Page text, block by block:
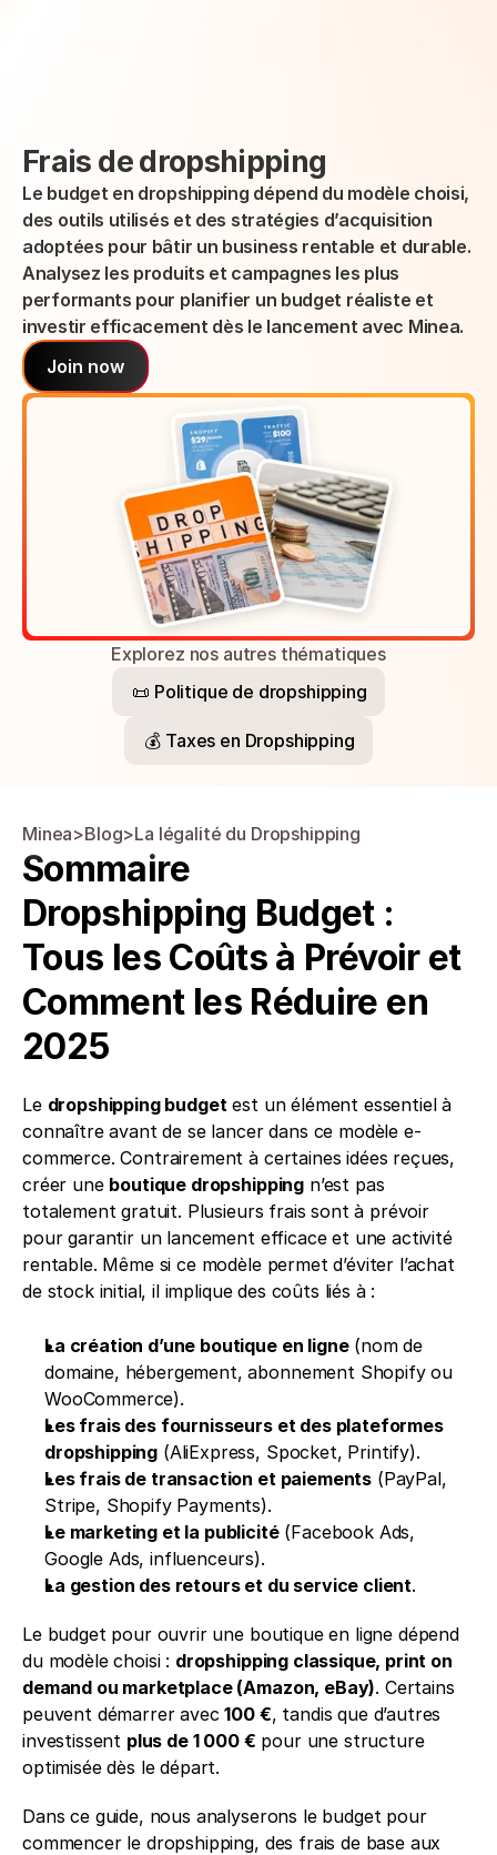
Frais de dropshipping
Le budget en dropshipping dépend du modèle choisi,
des outils utilisés et des stratégies d’acquisition
adoptées pour bâtir un business rentable et durable.
Analysez les produits et campagnes les plus
performants pour planifier un budget réaliste et
investir efficacement dès le lancement avec Minea.
Join now
Explorez nos autres thématiques
📜 Politique de dropshipping
💰 Taxes en Dropshipping
Minea>Blog>La légalité du Dropshipping
Sommaire
Dropshipping Budget :
Tous les Coûts à Prévoir et
Comment les Réduire en
2025
Le dropshipping budget est un élément essentiel à
connaître avant de se lancer dans ce modèle e-
commerce. Contrairement à certaines idées reçues,
créer une boutique dropshipping n’est pas
totalement gratuit. Plusieurs frais sont à prévoir
pour garantir un lancement efficace et une activité
rentable. Même si ce modèle permet d’éviter l’achat
de stock initial, il implique des coûts liés à :
La création d’une boutique en ligne (nom de
domaine, hébergement, abonnement Shopify ou
WooCommerce).
Les frais des fournisseurs et des plateformes
dropshipping (AliExpress, Spocket, Printify).
Les frais de transaction et paiements (PayPal,
Stripe, Shopify Payments).
Le marketing et la publicité (Facebook Ads,
Google Ads, influenceurs).
La gestion des retours et du service client.
Le budget pour ouvrir une boutique en ligne dépend
du modèle choisi : dropshipping classique, print on
demand ou marketplace (Amazon, eBay). Certains
peuvent démarrer avec 100 €, tandis que d’autres
investissent plus de 1 000 € pour une structure
optimisée dès le départ.
Dans ce guide, nous analyserons le budget pour
commencer le dropshipping, des frais de base aux